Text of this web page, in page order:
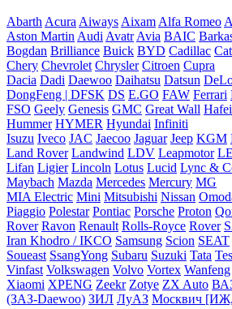
Abarth Acura Aiways Aixam Alfa Romeo
Aston Martin Audi Avatr Avia BAIC
Bogdan Brilliance Buick BYD Cadillac
Chery Chevrolet Chrysler Citroen Cupra
Dacia Dadi Daewoo Daihatsu Datsun
DongFeng | DFSK DS E.GO FAW Ferrari
FSO Geely Genesis GMC Great Wall Hafei
Hummer HYMER Hyundai Infiniti
Isuzu Iveco JAC Jaecoo Jaguar Jeep KGM
Land Rover Landwind LDV Leapmotor
Lifan Ligier Lincoln Lotus Lucid Lync &
Maybach Mazda Mercedes Mercury MG
MIA Electric Mini Mitsubishi Nissan
Piaggio Polestar Pontiac Porsche Proton
Rover Ravon Renault Rolls-Royce Rover
Iran Khodro / IKCO Samsung Scion SEAT
Soueast SsangYong Subaru Suzuki Tata
Vinfast Volkswagen Volvo Vortex Wanfeng
Xiaomi XPENG Zeekr Zotye ZX Auto
(ЗАЗ-Daewoo) ЗИЛ ЛуАЗ Москвич